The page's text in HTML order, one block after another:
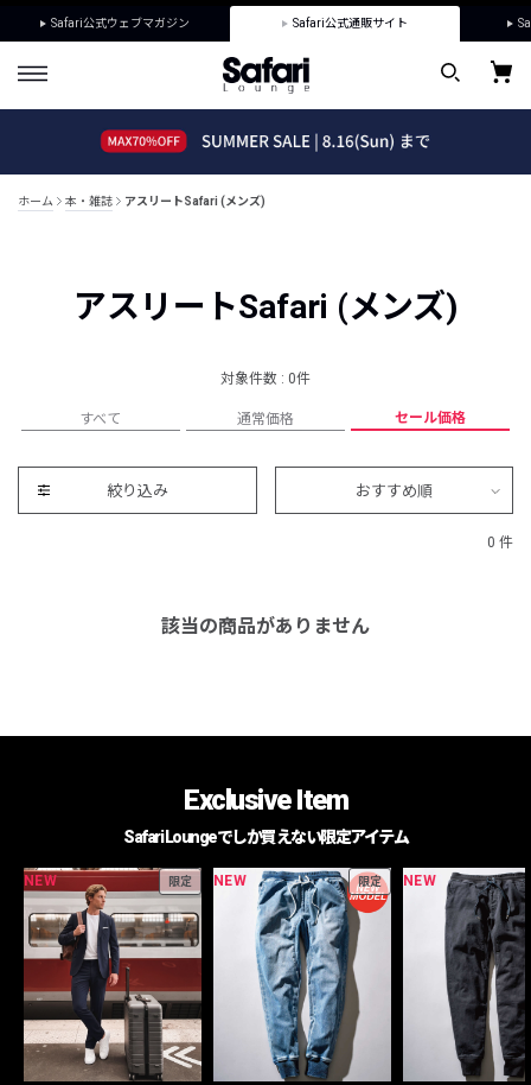
Safari公式ウェブマガジン Safari公式通販サイト
ホーム 本・雑誌 アスリートSafari (メンズ)
アスリートSafari (メンズ)
対象件数 : 0件
すべて 通常価格 セール価格
絞り込み おすすめ順
0 件
該当の商品がありません
Exclusive Item
Safari Loungeでしか買えない限定アイテム
NEW 限定 NEW 限定 NEW